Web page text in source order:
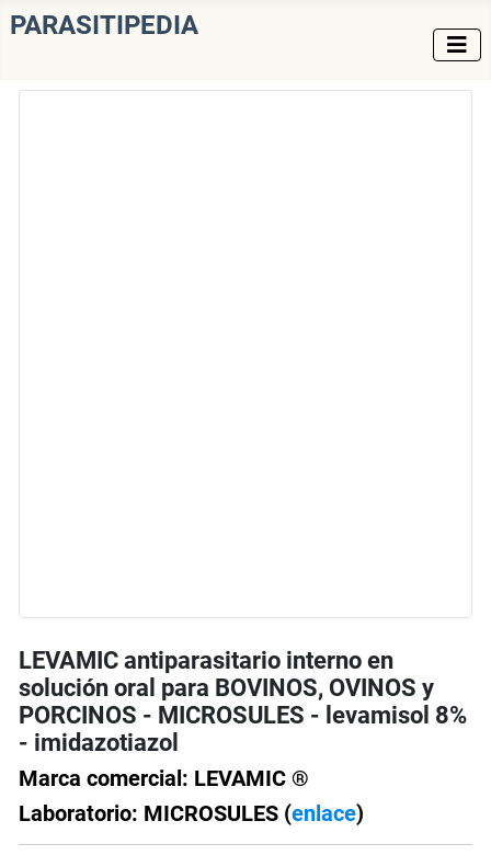
PARASITIPEDIA
LEVAMIC antiparasitario interno en
solución oral para BOVINOS, OVINOS y
PORCINOS - MICROSULES - levamisol 8%
- imidazotiazol
Marca comercial: LEVAMIC ®
Laboratorio: MICROSULES (enlace)